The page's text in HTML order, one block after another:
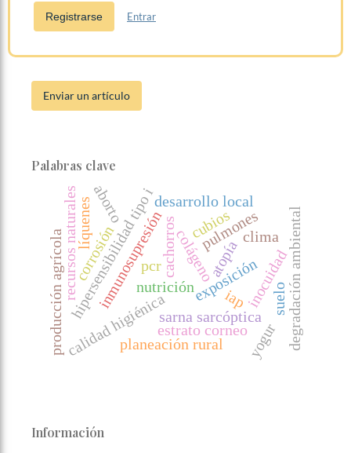
Registrarse Entrar
Enviar un artículo
Palabras clave
sarna sarcóptica
inmunosupresión exposición
nutrición
cachorros
calidad higiénica
inocuidad
atopía
colágeno
estrato corneo
hipersensibilidad tipo i
producción agrícolarecursos naturales degradación ambiental
desarrollo local
planeación rural
corrosión pulmones
aborto
pcr
cubios
yogur
clima
suelo
líquenes
iap
Información